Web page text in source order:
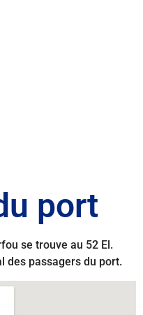
port
se trouve au 52 El.
des passagers du port.